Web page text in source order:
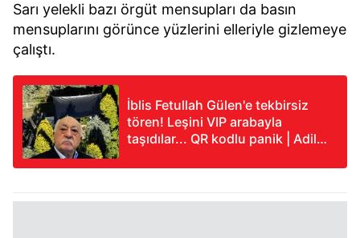
Sarı yelekli bazı örgüt mensupları da basın
mensuplarını görünce yüzlerini elleriyle gizlemeye
çalıştı.
İblis Fetullah Gülen'e tekbirsiz
tören! Leşini VIP arabayla
taşıdılar... QR kodlu panik | Adil